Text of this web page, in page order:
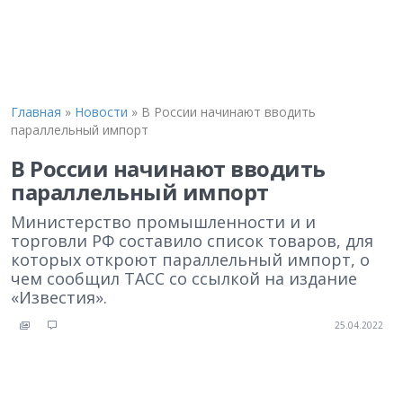
Главная » Новости » В России начинают вводить
параллельный импорт
В России начинают вводить
параллельный импорт
Министерство промышленности и и
торговли РФ составило список товаров, для
которых откроют параллельный импорт, о
чем сообщил ТАСС со ссылкой на издание
«Известия».
25.04.2022